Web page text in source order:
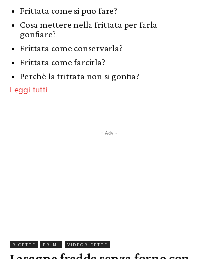
Frittata come si puo fare?
Cosa mettere nella frittata per farla
gonfiare?
Frittata come conservarla?
Frittata come farcirla?
Perchè la frittata non si gonfia?
Leggi tutti
- Adv -